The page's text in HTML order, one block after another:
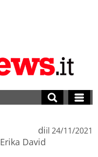
di
Erika David
il 24/11/2021